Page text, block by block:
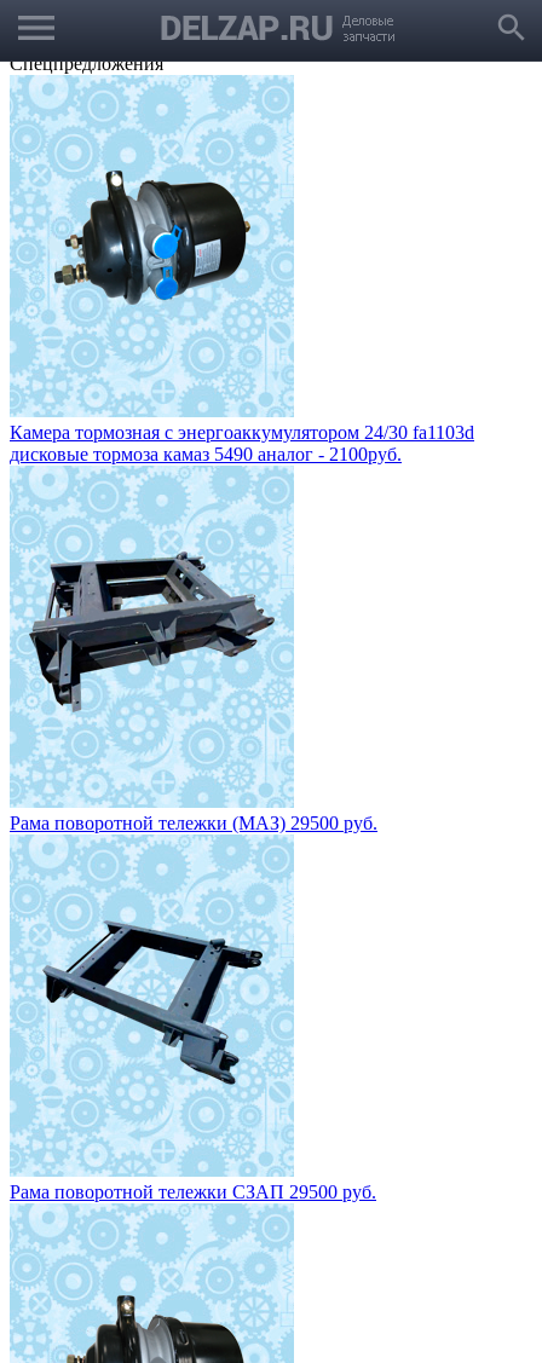
menu search
Выбрать город
Корзина
Заказать звонок
Спецпредложения
Камера тормозная с энергоаккумулятором 24/30 fa1103d
дисковые тормоза камаз 5490 аналог - 2100руб.
Рама поворотной тележки (МАЗ) 29500 руб.
Рама поворотной тележки СЗАП 29500 руб.